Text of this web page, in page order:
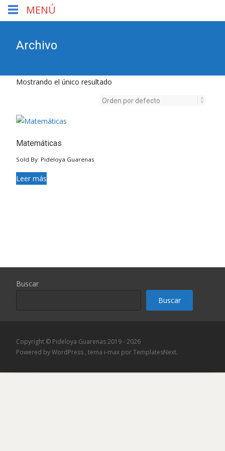
Archivo
Mostrando el único resultado
Matemáticas
Sold By: Pideloya Guarenas
Leer más
Buscar
Buscar
Copyright © Pideloya Guarenas 2019 - 2026
Powered by WordPress , tema i-max por TemplatesNext.
MENÚ